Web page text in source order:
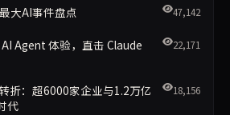
大AI事件盘点 47,142
Agent 体验，直击 Claude
22,171
折：超6000家企业与1.2万亿
代
18,156